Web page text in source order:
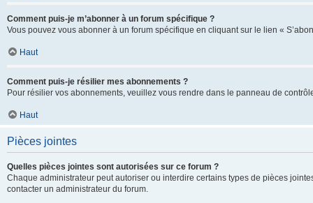
Comment puis-je m’abonner à un forum spécifique ?
Vous pouvez vous abonner à un forum spécifique en cliquant sur le lien «
Haut
Comment puis-je résilier mes abonnements ?
Pour résilier vos abonnements, veuillez vous rendre dans le panneau de
Haut
Pièces jointes
Quelles pièces jointes sont autorisées sur ce forum ?
Chaque administrateur peut autoriser ou interdire certains types de pièces
contacter un administrateur du forum.